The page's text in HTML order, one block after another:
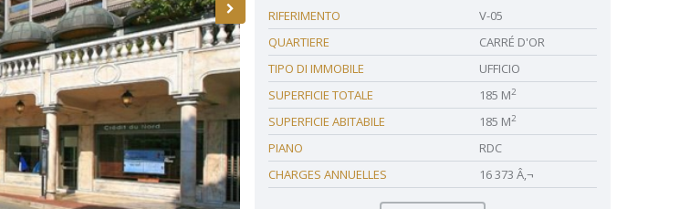
RIFERIMENTO
V-05
QUARTIERE
CARRÉ D'OR
TIPO DI IMMOBILE
UFFICIO
SUPERFICIE TOTALE
185 M2
SUPERFICIE ABITABILE 185 M2
PIANO
RDC
CHARGES ANNUELLES
16 373 Â‚¬